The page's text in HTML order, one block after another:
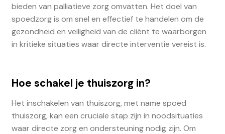
bieden van palliatieve zorg omvatten. Het doel van
spoedzorg is om snel en effectief te handelen om de
gezondheid en veiligheid van de cliënt te waarborgen
in kritieke situaties waar directe interventie vereist is.
Hoe schakel je thuiszorg in?
Het inschakelen van thuiszorg, met name spoed
thuiszorg, kan een cruciale stap zijn in noodsituaties
waar directe zorg en ondersteuning nodig zijn. Om